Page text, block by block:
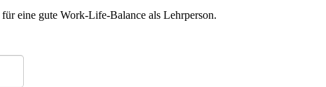
für eine gute Work-Life-Balance als Lehrperson.